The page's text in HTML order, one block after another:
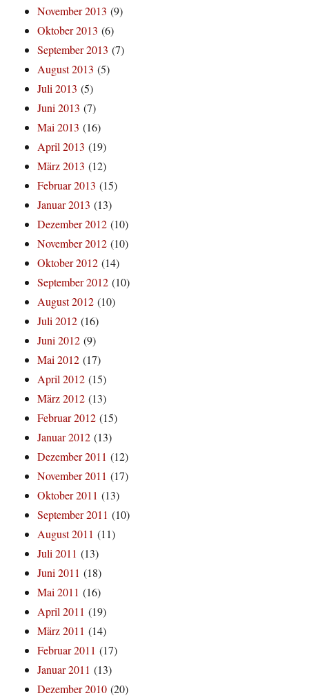
November 2013 (9)
Oktober 2013 (6)
September 2013 (7)
August 2013 (5)
Juli 2013 (5)
Juni 2013 (7)
Mai 2013 (16)
April 2013 (19)
März 2013 (12)
Februar 2013 (15)
Januar 2013 (13)
Dezember 2012 (10)
November 2012 (10)
Oktober 2012 (14)
September 2012 (10)
August 2012 (10)
Juli 2012 (16)
Juni 2012 (9)
Mai 2012 (17)
April 2012 (15)
März 2012 (13)
Februar 2012 (15)
Januar 2012 (13)
Dezember 2011 (12)
November 2011 (17)
Oktober 2011 (13)
September 2011 (10)
August 2011 (11)
Juli 2011 (13)
Juni 2011 (18)
Mai 2011 (16)
April 2011 (19)
März 2011 (14)
Februar 2011 (17)
Januar 2011 (13)
Dezember 2010 (20)